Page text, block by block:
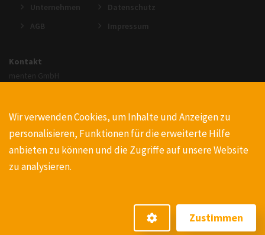
Unternehmen
AGB
Datenschutz
Impressum
Kontakt
menten GmbH
info@menten.com
© Copyright 1989 - 2026 by menten GmbH. All Rights Reserved.
Wir verwenden Cookies, um Inhalte und Anzeigen zu
personalisieren, Funktionen für die erweiterte Hilfe
anbieten zu können und die Zugriffe auf unsere Website
zu analysieren.
Zustimmen